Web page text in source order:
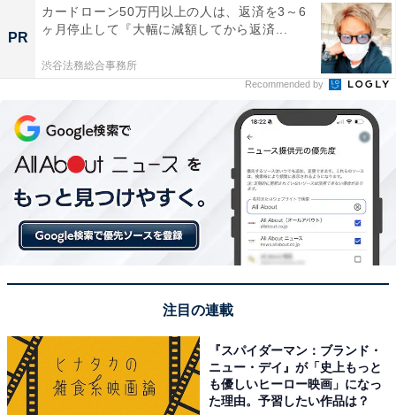
PR
カードローン50万円以上の人は、返済を3～6
ヶ月停止して『大幅に減額してから返済...
渋谷法務総合事務所
Recommended by
注目の連載
『スパイダーマン：ブランド・
ニュー・デイ』が「史上もっと
も優しいヒーロー映画」になっ
た理由。予習したい作品は？